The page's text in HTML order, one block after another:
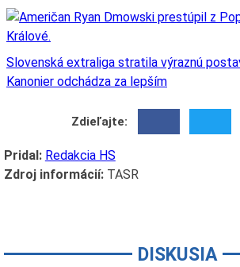
Slovenská extraliga stratila výraznú
Kanonier odchádza za lepším
Zdieľajte:
Pridal: Redakcia HS
Zdroj informácií:TASR
DISKUSIA